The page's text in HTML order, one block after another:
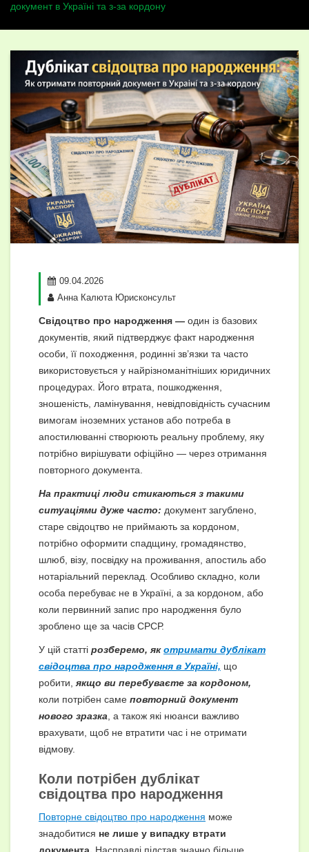
документ в Україні та з-за кордону
09.04.2026
Анна Калюта Юрисконсульт
Свідоцтво про народження — один із базових
документів, який підтверджує факт народження
особи, її походження, родинні зв’язки та часто
використовується у найрізноманітніших юридичних
процедурах. Його втрата, пошкодження,
зношеність, ламінування, невідповідність сучасним
вимогам іноземних установ або потреба в
апостилюванні створюють реальну проблему, яку
потрібно вирішувати офіційно — через отримання
повторного документа.
На практиці люди стикаються з такими
ситуаціями дуже часто: документ загублено,
старе свідоцтво не приймають за кордоном,
потрібно оформити спадщину, громадянство,
шлюб, візу, посвідку на проживання, апостиль або
нотаріальний переклад. Особливо складно, коли
особа перебуває не в Україні, а за кордоном, або
коли первинний запис про народження було
зроблено ще за часів СРСР.
У цій статті розберемо, якотримати дублікат
свідоцтва про народження в Україні, що
робити, якщо ви перебуваєте за кордоном,
коли потрібен саме повторний документ
нового зразка , а також які нюанси важливо
врахувати, щоб не втратити час і не отримати
відмову.
Коли потрібен дублікат
свідоцтва про народження
Повторне свідоцтво про народження може
знадобитися не лише у випадку втрати
документа. Насправді підстав значно більше.